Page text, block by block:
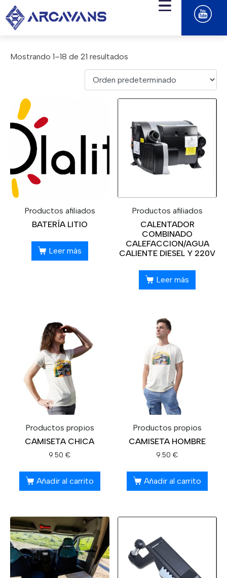
Mostrando 1–18 de 21 resultados
Productos afiliados
BATERÍA LITIO
Leer más
Productos afiliados
CALENTADOR
COMBINADO
CALEFACCION/AGUA
CALIENTE DIESEL Y 220V
Leer más
Productos propios
CAMISETA CHICA
9.50 €
Añadir al carrito
Productos propios
CAMISETA HOMBRE
9.50€
Añadir al carrito